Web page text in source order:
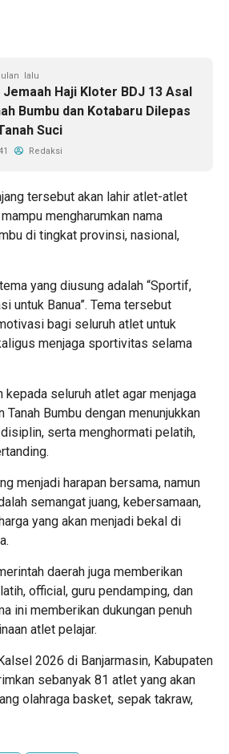
lalu
Jemaah Haji Kloter BDJ 13 Asal
Bumbu dan Kotabaru Dilepas
Suci
Redaksi
tersebut akan lahir atlet-atlet
mengharumkan nama
di tingkat provinsi, nasional,
yang diusung adalah “Sportif,
untuk Banua”. Tema tersebut
bagi seluruh atlet untuk
menjaga sportivitas selama
kepada seluruh atlet agar menjaga
Tanah Bumbu dengan menunjukkan
serta menghormati pelatih,
menjadi harapan bersama, namun
semangat juang, kebersamaan,
yang akan menjadi bekal di
daerah juga memberikan
official, guru pendamping, dan
ini memberikan dukungan penuh
atlet pelajar.
2026 di Banjarmasin, Kabupaten
sebanyak 81 atlet yang akan
olahraga basket, sepak takraw,